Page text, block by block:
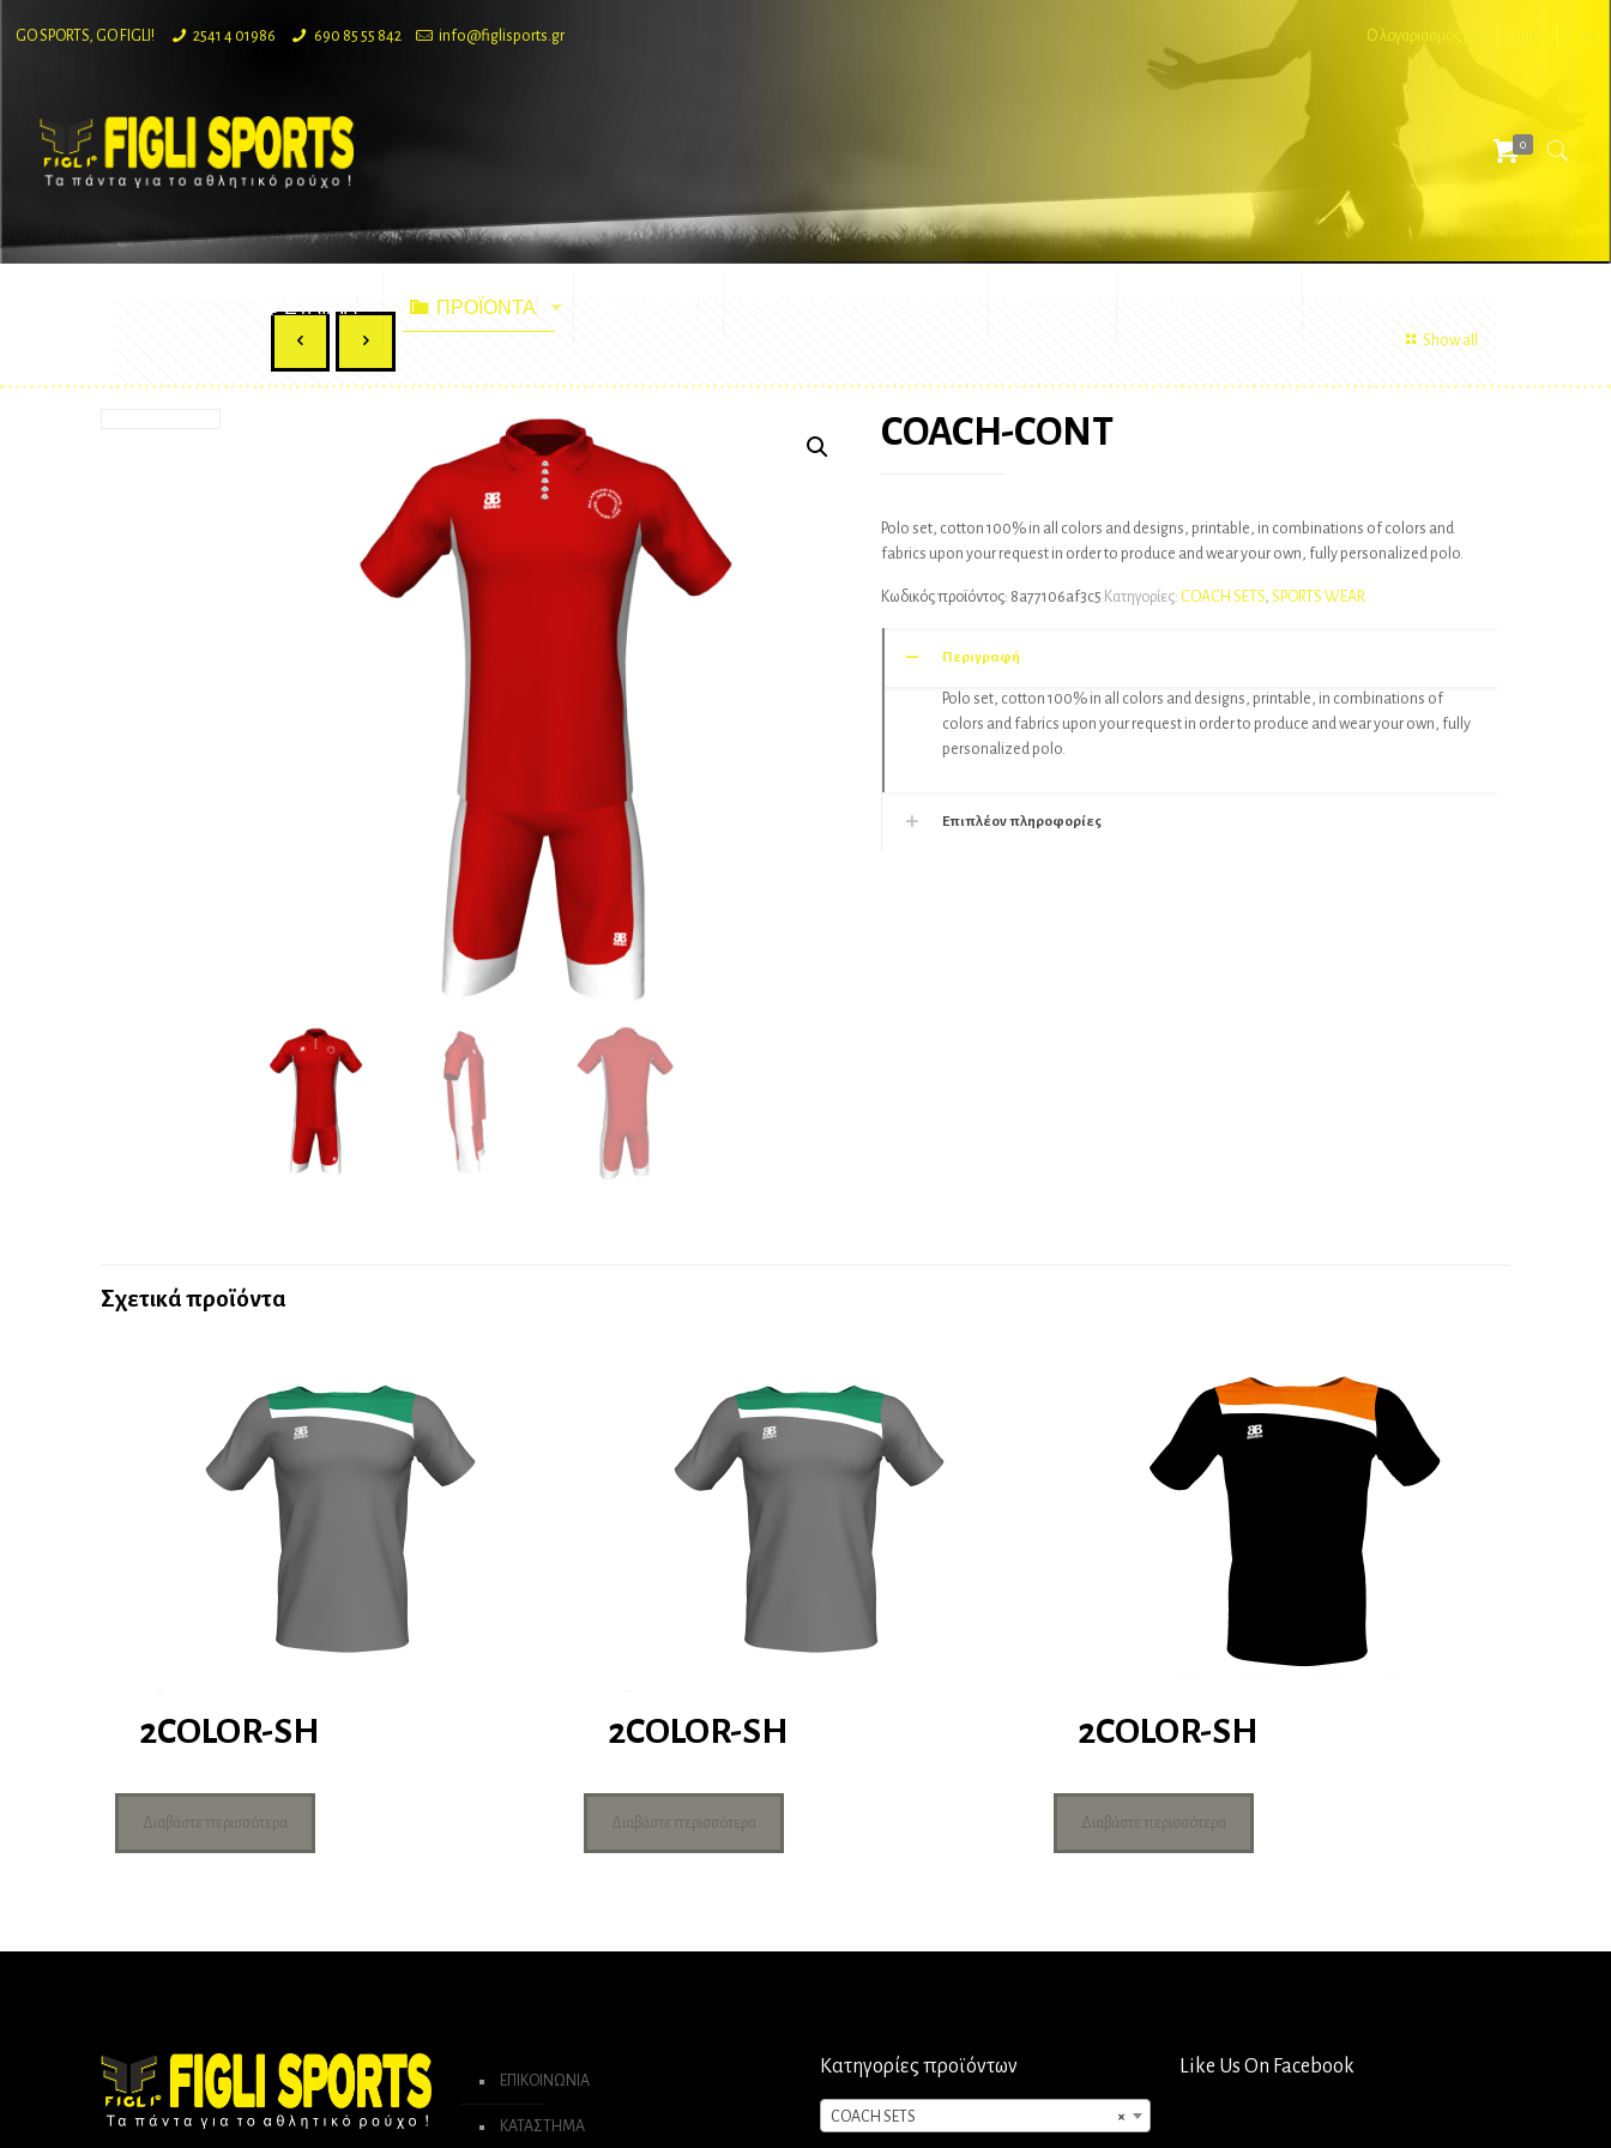
GO SPORTS, GO FIGLI! 2541 4 01986 690 85 55 842 info@figlisports.gr Ο λογαριασμός μου
ΕΤΑΙΡΙΑ ΠΡΟΪΟΝΤΑ
0
Show all
COACH-CONT
Polo set, cotton 100% in all colors and designs, printable, in combinations of colors and
fabrics upon your request in order to produce and wear your own, fully personalized polo.
Κωδικός προϊόντος: 8a77106af3c5 Κατηγορίες: COACH SETS,SPORTS WEAR
Περιγραφή
Polo set, cotton 100% in all colors and designs, printable, in combinations of
colors and fabrics upon your request in order to produce and wear your own, fully
personalized polo.
Επιπλέον πληροφορίες
Σχετικά προϊόντα
2COLOR-SH
Διαβάστε περισσότερα
2COLOR-SH
Διαβάστε περισσότερα
2COLOR-SH
Διαβάστε περισσότερα
ΕΠΙΚΟΙΝΩΝΙΑ
ΚΑΤΑΣΤΗΜΑ
Κατηγορίες προϊόντων
×
COACH SETS
Like Us On Facebook